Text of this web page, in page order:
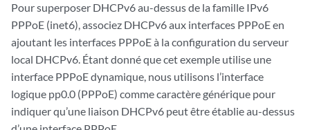
        ge-0/2/5 {
            gigether-options {
                no-auto-negotiation;
            }
            unit 0 {
                family inet {
                }
Pour superposer DHCPv6 au-dessus de la famille IPv6
PPPoE (inet6), associez DHCPv6 aux interfaces PPPoE en
ajoutant les interfaces PPPoE à la configuration du serveur
local DHCPv6. Étant donné que cet exemple utilise une
interface PPPoE dynamique, nous utilisons l’interface
logique pp0.0 (PPPoE) comme caractère générique pour
indiquer qu’une liaison DHCPv6 peut être établie au-dessus